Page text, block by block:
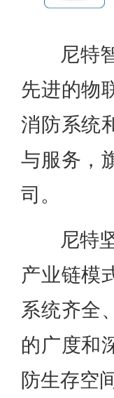
尼特
先进的物
消防系统
与服务，
司。
尼特
产业链模
系统齐全
的广度和
防生存空